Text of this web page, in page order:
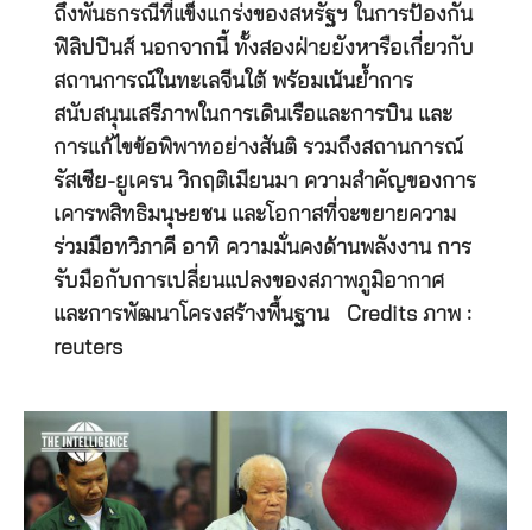
ถึงพันธกรณีที่แข็งแกร่งของสหรัฐฯ ในการป้องกัน
ฟิลิปปินส์ นอกจากนี้ ทั้งสองฝ่ายยังหารือเกี่ยวกับ
สถานการณ์ในทะเลจีนใต้ พร้อมเน้นย้ำการ
สนับสนุนเสรีภาพในการเดินเรือและการบิน และ
การแก้ไขข้อพิพาทอย่างสันติ รวมถึงสถานการณ์
รัสเซีย-ยูเครน วิกฤติเมียนมา ความสำคัญของการ
เคารพสิทธิมนุษยชน และโอกาสที่จะขยายความ
ร่วมมือทวิภาคี อาทิ ความมั่นคงด้านพลังงาน การ
รับมือกับการเปลี่ยนแปลงของสภาพภูมิอากาศ
และการพัฒนาโครงสร้างพื้นฐาน Credits ภาพ :
reuters